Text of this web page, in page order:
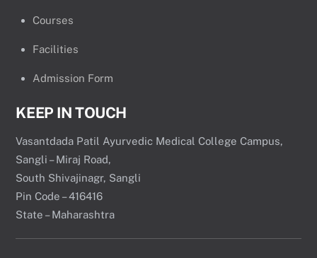
Courses
Facilities
Admission Form
KEEP IN TOUCH
Vasantdada Patil Ayurvedic Medical College Campus,
Sangli – Miraj Road,
South Shivajinagr, Sangli
Pin Code – 416416
State – Maharashtra